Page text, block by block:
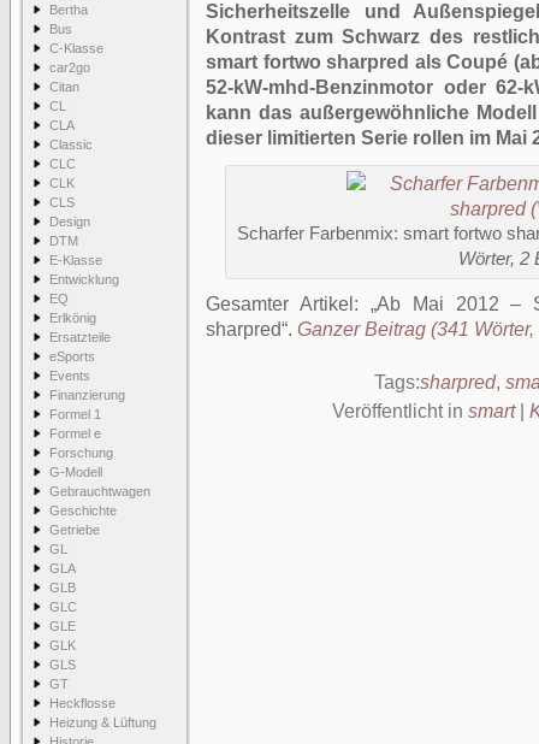
Bertha
Bus
C-Klasse
car2go
Citan
CL
CLA
Classic
CLC
CLK
CLS
Design
DTM
E-Klasse
Entwicklung
EQ
Erlkönig
Ersatzteile
eSports
Events
Finanzierung
Formel 1
Formel e
Forschung
G-Modell
Gebrauchtwagen
Geschichte
Getriebe
GL
GLA
GLB
GLC
GLE
GLK
GLS
GT
Heckflosse
Heizung & Lüftung
Sicherheitszelle und
Kontrast zum Schwarz des
smart fortwo sharpred als Coupé
52-kW-mhd-Benzinmotor oder 62-
kann das außergewöhnliche
dieser limitierten Serie rollen im Mai
Scharfer Farbenmix: smart fortwo
Wörter, 2
Gesamter Artikel:
Ab Mai 2012 –
sharpred . Ganzer Beitrag (341
Tags:sharpred,
Veröffentlicht in smart|